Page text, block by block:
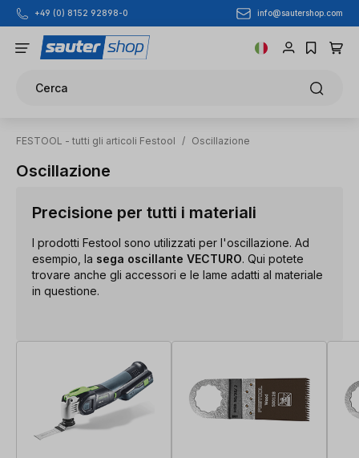
Passa al contenuto principale
+49 (0) 8152 92898-0 info@sautershop.com
Cerca
FESTOOL - tutti gli articoli Festool / Oscillazione
Oscillazione
Precisione per tutti i materiali
I prodotti Festool sono utilizzati per l'oscillazione. Ad
esempio, la sega oscillante VECTURO. Qui potete
trovare anche gli accessori e le lame adatti al materiale
in questione.